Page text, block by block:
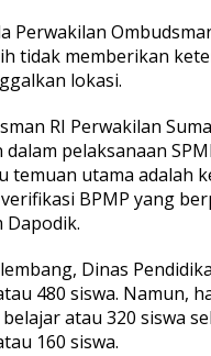
Perwakilan
tidak memberikan
lokasi.
RI Perwakilan
pelaksanaan
temuan utama adalah
BPMP yang
Dinas
480 siswa. Namun,
atau 320 siswa
160 siswa.